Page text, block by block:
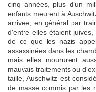
cinq années, plus d’un
enfants meurent à
arrivée, en général par
d'entre elles étaient juives,
de ce que les nazis
assassinées dans les
mais elles moururent
mauvais traitements ou
taille, Auschwitz est
de masse commis par les